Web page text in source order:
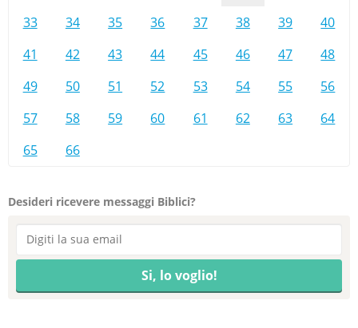
33
34 35 36 37 38 39
40
41
42 43 44 45 46 47
48
49
50 51 52 53 54 55
56
57
58 59 60 61 62 63
64
65
66
Desideri ricevere messaggi Biblici?